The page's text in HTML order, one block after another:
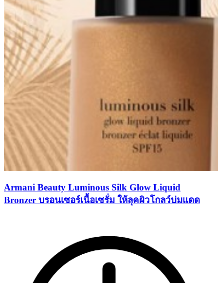
Armani Beauty Luminous Silk Glow Liquid
Bronzer บรอนเซอร์เนื้อเซรั่ม ให้ลุคผิวโกลว์บ่มแดด